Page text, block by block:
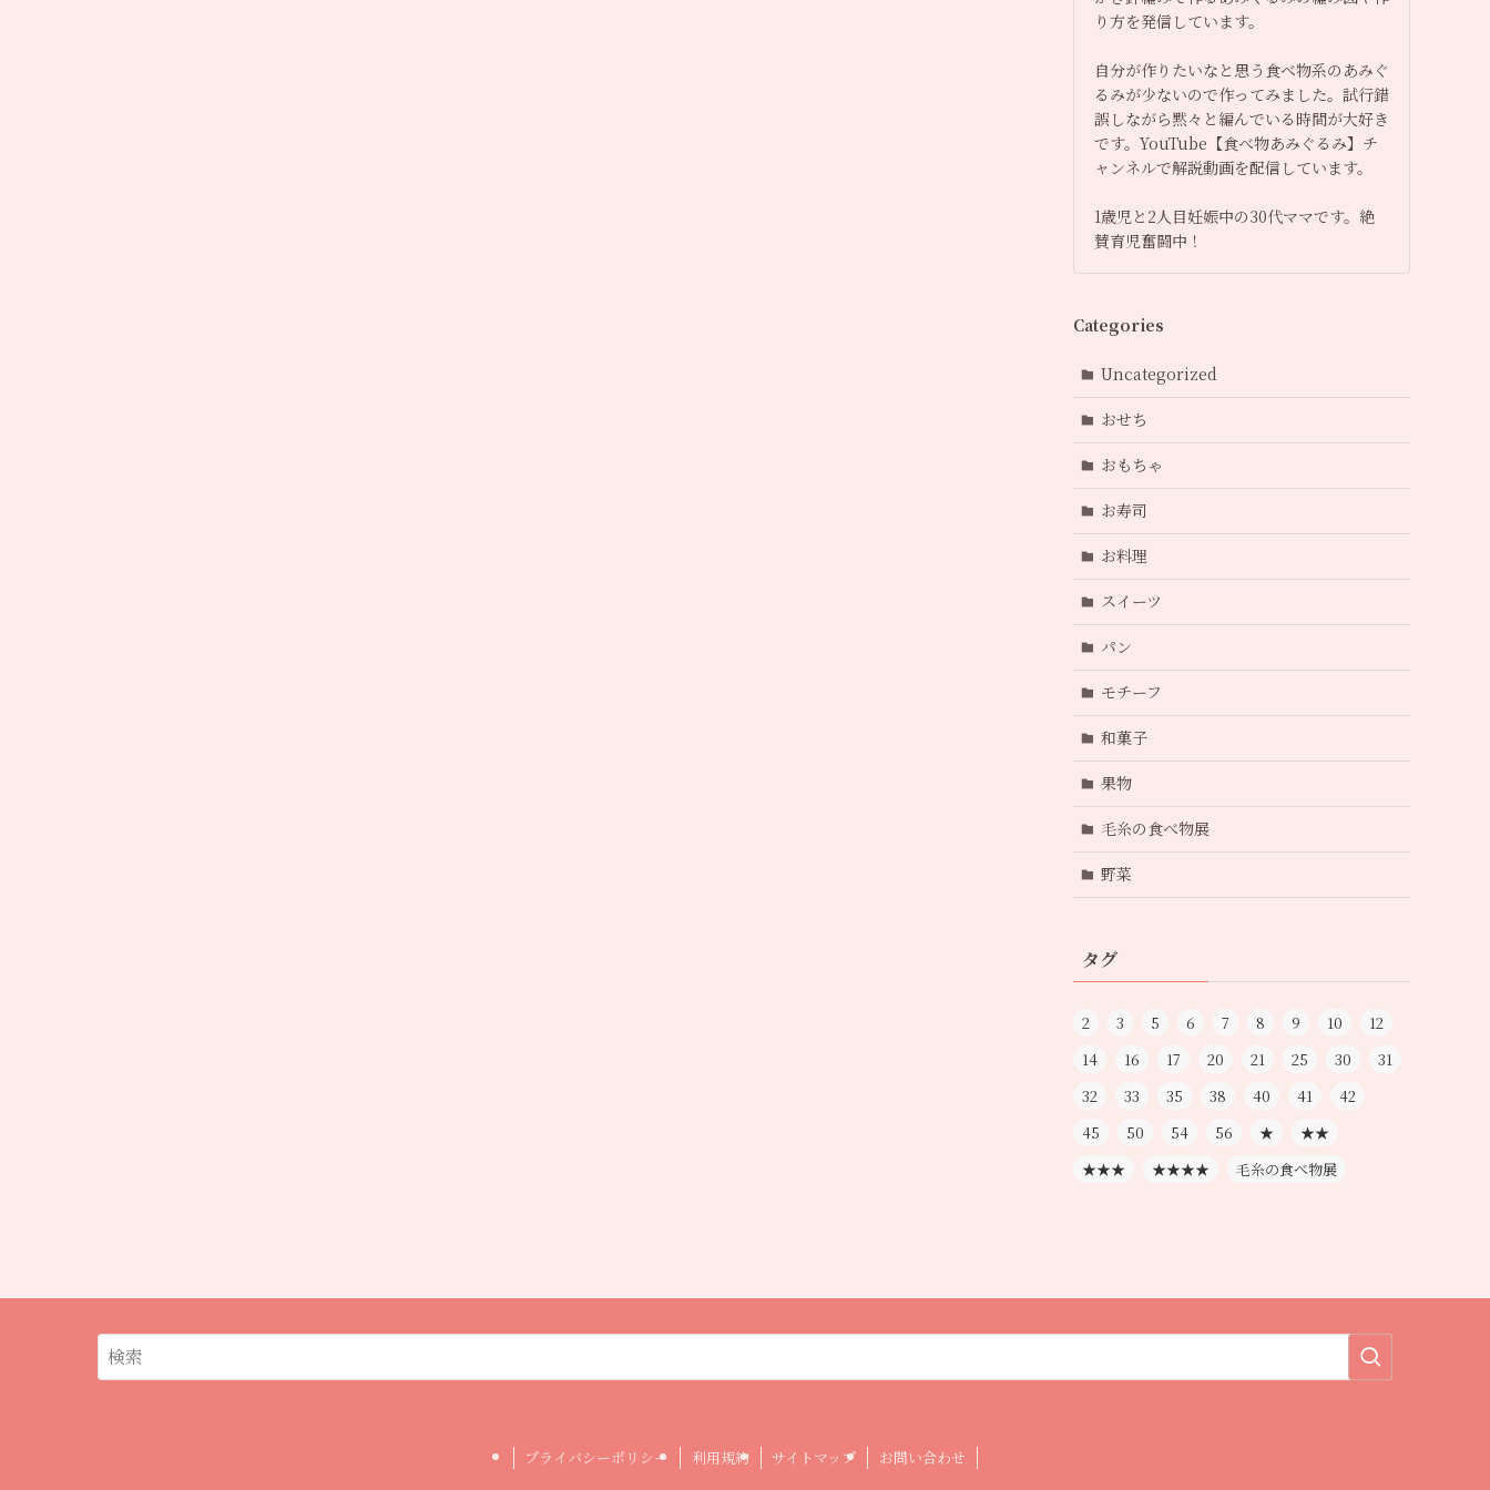
り方を発信しています。
自分が作りたいなと思う食べ物系のあみぐ
るみが少ないので作ってみました。試行錯
誤しながら黙々と編んでいる時間が大好き
です。YouTube【食べ物あみぐるみ】チ
ャンネルで解説動画を配信しています。
1歳児と2人目妊娠中の30代ママです。絶
賛育児奮闘中！
Categories
Uncategorized
おせち
おもちゃ
お寿司
お料理
スイーツ
パン
モチーフ
和菓子
果物
毛糸の食べ物展
野菜
タグ
2 3 5 6 7 8 9 10
12
14
16 17 20 21 25 30
31
32
33 35 38 40 41
42
45
50 54 56 ★
★★
★★★
★★★★ 毛糸の食べ物展
プライバシーポリシー 利用規約 サイトマップ お問い合わせ